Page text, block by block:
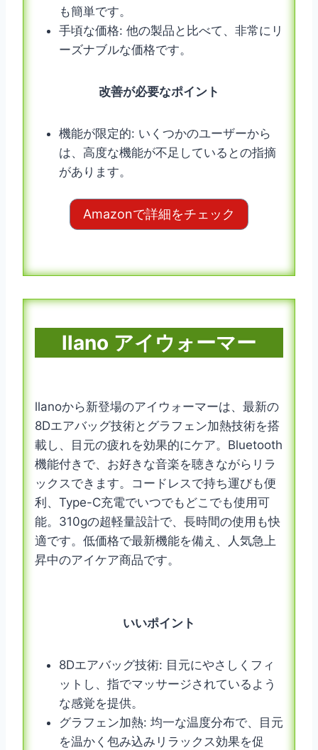
も簡単です。
手頃な価格: 他の製品と比べて、非常にリ
ーズナブルな価格です。
改善が必要なポイント
機能が限定的: いくつかのユーザーから
は、高度な機能が不足しているとの指摘
があります。
Amazonで詳細をチェック
llano アイウォーマー
llanoから新登場のアイウォーマーは、最新の
8Dエアバッグ技術とグラフェン加熱技術を搭
載し、目元の疲れを効果的にケア。Bluetooth
機能付きで、お好きな音楽を聴きながらリラ
ックスできます。コードレスで持ち運びも便
利、Type-C充電でいつでもどこでも使用可
能。310gの超軽量設計で、長時間の使用も快
適です。低価格で最新機能を備え、人気急上
昇中のアイケア商品です。
いいポイント
8Dエアバッグ技術: 目元にやさしくフィ
ットし、指でマッサージされているよう
な感覚を提供。
グラフェン加熱: 均一な温度分布で、目元
を温かく包み込みリラックス効果を促